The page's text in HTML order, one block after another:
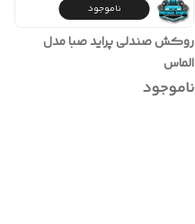
ناموجود
روکش صندلی پراید صبا مدل
الماس
ناموجود